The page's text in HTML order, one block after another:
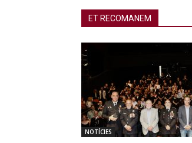
ET RECOMANEM
NOTÍCIES